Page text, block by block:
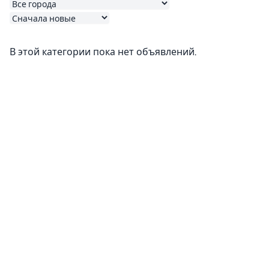
В этой категории пока нет объявлений.